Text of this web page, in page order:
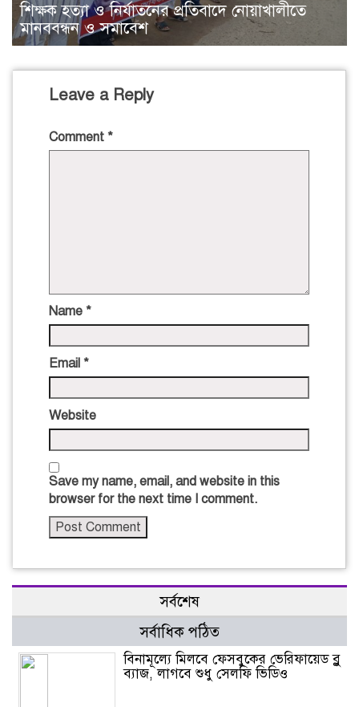
শিক্ষক হত্যা ও নির্যাতনের প্রতিবাদে নোয়াখালীতে
মানববন্ধন ও সমাবেশ
Leave a Reply
Comment *
Name *
Email *
Website
Save my name, email, and website in this
browser for the next time I comment.
সর্বশেষ
সর্বাধিক পঠিত
বিনামূল্যে মিলবে ফেসবুকের ভেরিফায়েড ব্লু
ব্যাজ, লাগবে শুধু সেলফি ভিডিও